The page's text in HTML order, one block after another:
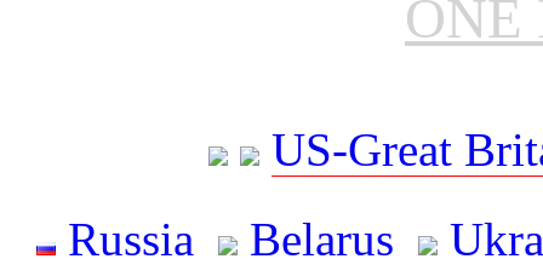
ONE
US-Great
Russia
Belarus